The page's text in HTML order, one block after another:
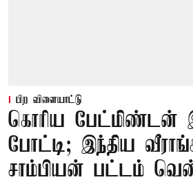
பிற விளையாட்டு
கொரிய பேட்மிண்டன்
போட்டி; இந்திய
சாம்பியன் பட்டம்